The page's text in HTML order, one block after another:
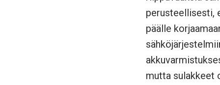
perusteellisesti,
päälle
mutta sulakkeet